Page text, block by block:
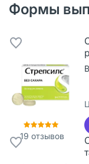
Формы
19 отзывов